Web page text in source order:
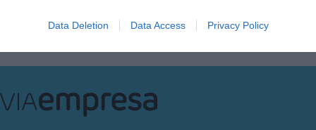
Data Deletion Data Access Privacy Policy